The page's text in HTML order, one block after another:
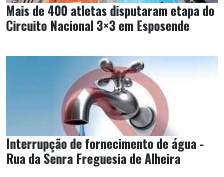
Mais de 400 atletas disputaram etapa do
Circuito Nacional 3×3 em Esposende
Interrupção de fornecimento de água -
Rua da Senra Freguesia de Alheira